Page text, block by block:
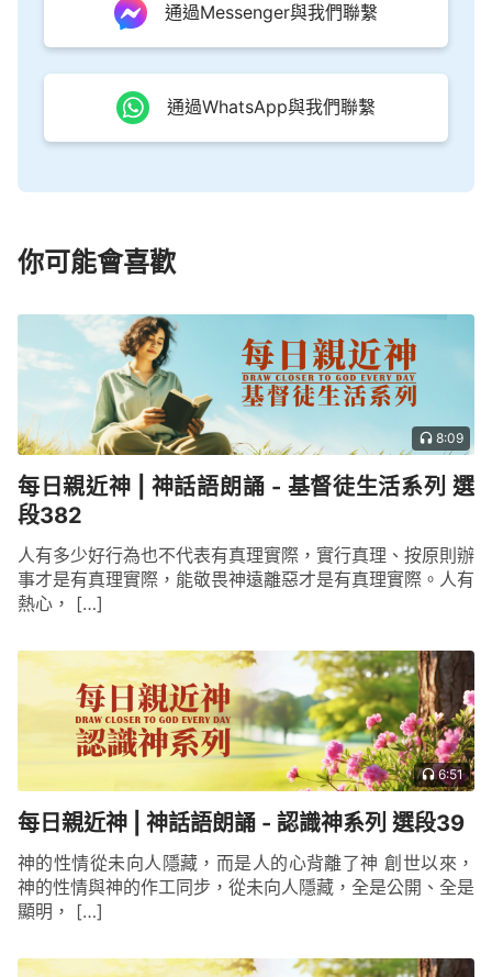
通過Messenger與我們聯繫
通過WhatsApp與我們聯繫
你可能會喜歡
8:09
每日親近神 | 神話語朗誦 - 基督徒生活系列 選
段382
人有多少好行為也不代表有真理實際，實行真理、按原則辦
事才是有真理實際，能敬畏神遠離惡才是有真理實際。人有
熱心， […]
6:51
每日親近神 | 神話語朗誦 - 認識神系列 選段39
神的性情從未向人隱藏，而是人的心背離了神 創世以來，
神的性情與神的作工同步，從未向人隱藏，全是公開、全是
顯明， […]